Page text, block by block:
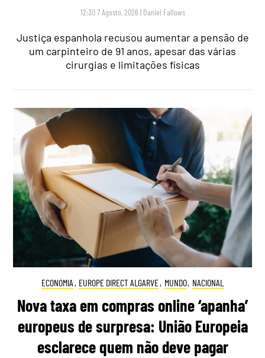
12:30 7 Agosto, 2026 | Daniel Fallows
Justiça espanhola recusou aumentar a pensão de
um carpinteiro de 91 anos, apesar das várias
cirurgias e limitações físicas
ECONOMIA , EUROPE DIRECT ALGARVE, MUNDO, NACIONAL
Nova taxa em compras online ‘apanha’
europeus de surpresa: União Europeia
esclarece quem não deve pagar